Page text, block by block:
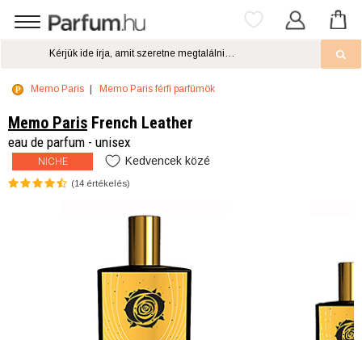
Memo Paris Memo Paris férfi parfümök
Memo Paris French Leather
eau de parfum - unisex
NICHE Kedvencek közé
(14 értékelés)